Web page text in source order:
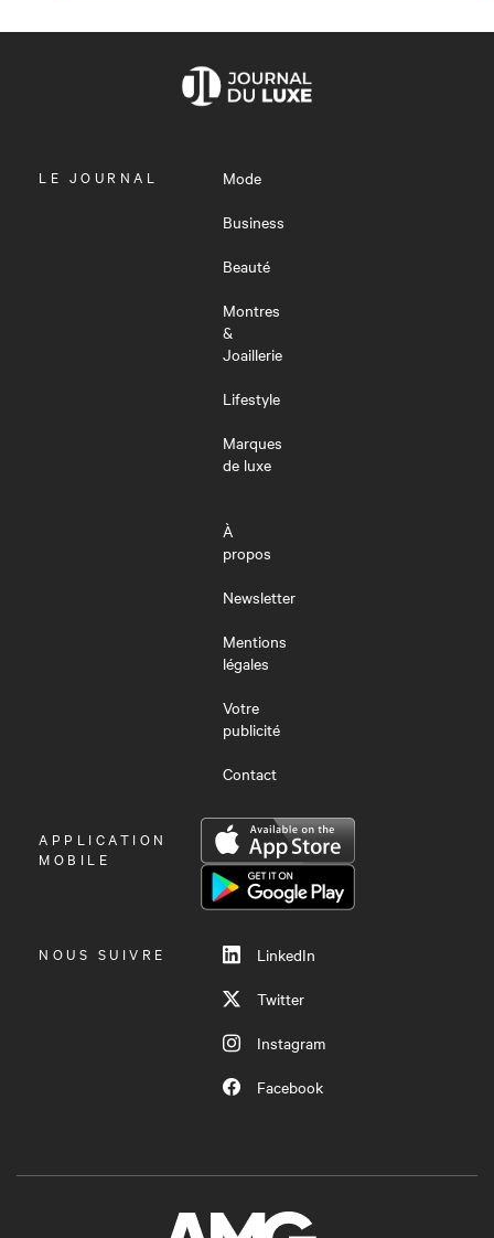
OUVRIR
LE JOURNAL
Mode
Business
Beauté
Montres
&
Joaillerie
Lifestyle
Marques
de luxe
À
propos
Newsletter
Mentions
légales
Votre
publicité
Contact
OUVRIR
LE
APPLICATION
MOBILE
NOUS SUIVRE
LinkedIn
Twitter
Instagram
Facebook